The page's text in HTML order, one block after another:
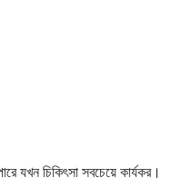
যখন চিকিৎসা সবচেয়ে কার্যকর।